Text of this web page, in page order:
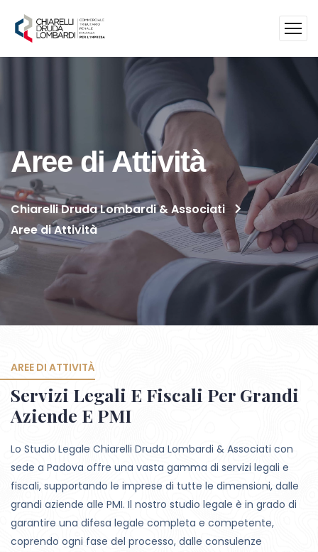
Aree di Attività
Chiarelli Druda Lombardi & Associati
Aree di Attività
AREE DI ATTIVITÀ
Servizi Legali E Fiscali Per Grandi
Aziende E PMI
Lo Studio Legale Chiarelli Druda Lombardi & Associati con
sede a Padova offre una vasta gamma di servizi legali e
fiscali, supportando le imprese di tutte le dimensioni, dalle
grandi aziende alle PMI. Il nostro studio legale è in grado di
garantire una difesa legale completa e competente,
coprendo ogni fase del processo, dalle consulenze